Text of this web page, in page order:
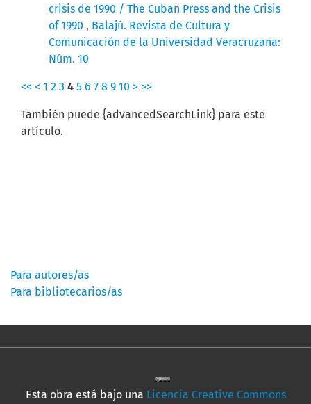
crisis de 1990 / The Cuban Press and the Crisis
of 1990 , Balajú. Revista de Cultura y
Comunicación de la Universidad Veracruzana:
Núm. 10
<< < 1 2 3 4 5 6 7 8 9 10 > >>
También puede {advancedSearchLink} para este
artículo.
Para autores/as
Para bibliotecarios/as
Esta obra está bajo una Licencia Creative Commons